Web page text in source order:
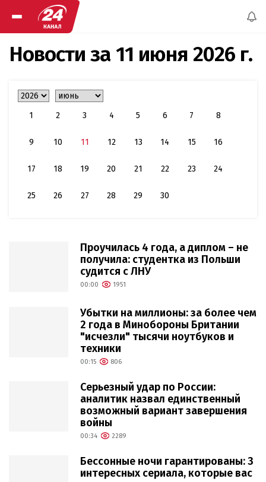
Новости за11 июня 2026 г.
1 2 3 4 5 6 7 8
9 10 11 12 13 14 15 16
17 18 19 20 21 22 23 24
25 26 27 28 29 30
Проучилась 4 года, а диплом – не
получила: студентка из Польши
судится с ЛНУ
00:00 1951
Убытки на миллионы: за более чем
2 года в Минобороны Британии
"исчезли" тысячи ноутбуков и
техники
00:15 806
Серьезный удар по России:
аналитик назвал единственный
возможный вариант завершения
войны
00:34 2289
Бессонные ночи гарантированы: 3
интересных сериала, которые вас